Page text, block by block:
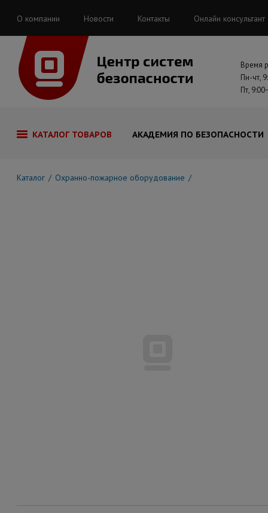
О компании Новости Контакты Онлайн консультант
Время
Пн-чт,
Пт,
КАТАЛОГ ТОВАРОВ АКАДЕМИЯ ПО БЕЗОПАСНОСТИ
Каталог Охранно-пожарное оборудование